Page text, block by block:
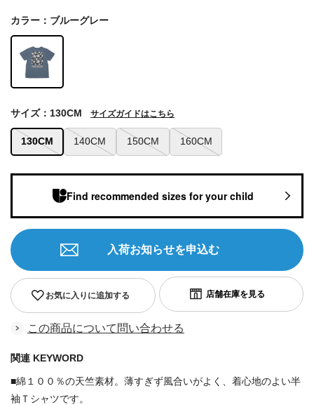
カラー：ブルーグレー
130CM 140CM 150CM 160CM
サイズ：130CM サイズガイドはこちら
お気に入りに追加する
入荷お知らせを申込む
この商品について問い合わせる
関連 KEYWORD
■綿１００％の天竺素材。薄すぎず風合いがよく、着心地のよい半
袖Ｔシャツです。
Find recommended sizes for your child